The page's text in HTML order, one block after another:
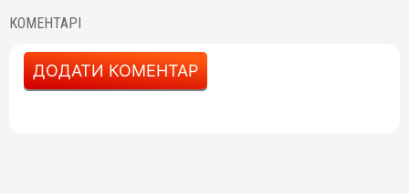
КОМЕНТАРІ
ДОДАТИ КОМЕНТАР